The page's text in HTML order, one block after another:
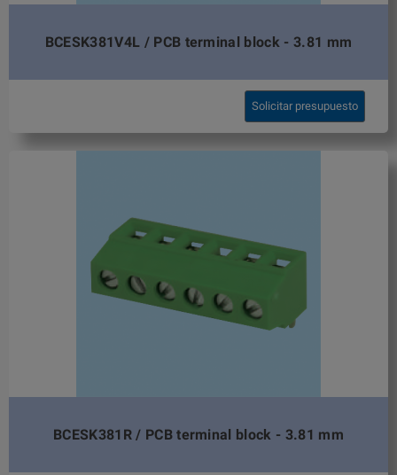
BCESK381V4L / PCB terminal block - 3.81 mm
Solicitar presupuesto
BCESK381R / PCB terminal block - 3.81 mm